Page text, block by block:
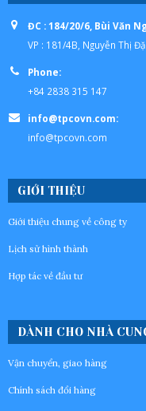
ĐC : 184/20/6, Bùi Văn
VP : 181/4B, Nguyễn Thị
Phone:
+84 2838 315 147
info@tpcovn.com:
info@tpcovn.com
GIỚI THIỆU
Giới thiệu chung về công ty
Lịch sử hình thành
Hợp tác về đầu tư
DÀNH CHO NHÀ
Vận chuyển, giao hàng
Chính sách đổi hàng